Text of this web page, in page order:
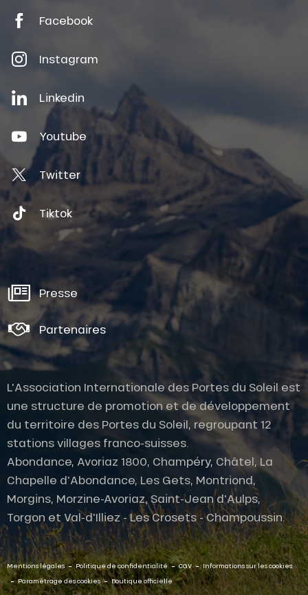
Facebook
Instagram
Linkedin
Youtube
Twitter
Tiktok
Presse
Partenaires
L'Association Internationale des Portes du Soleil est
une structure de promotion et de développement
du territoire des Portes du Soleil, regroupant 12
stations villages franco-suisses.
Abondance, Avoriaz 1800, Champéry, Châtel, La
Chapelle d'Abondance, Les Gets, Montriond,
Morgins, Morzine-Avoriaz, Saint-Jean d'Aulps,
Torgon et Val-d'Illiez - Les Crosets - Champoussin.
Mentions légales - Politique de confidentialité - CGV - Informations sur les cookies
- Paramétrage des cookies - Boutique officielle